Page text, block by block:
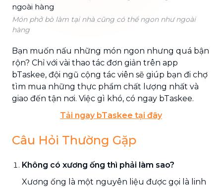
Món phở bò làm tại nhà cũng có thể ngon như ngoài
hàng
Bạn muốn nấu những món ngon nhưng quá bận
rộn? Chỉ với vài thao tác đơn giản trên app
bTaskee, đội ngũ cộng tác viên sẽ giúp bạn đi chợ
tìm mua những thực phẩm chất lượng nhất và
giao đến tận nơi. Việc gì khó, có ngay bTaskee.
Tải ngay bTaskee tại đây
Câu Hỏi Thường Gặp
Không có xương ống thì phải làm sao?
Xương ống là một nguyên liệu được gọi là linh